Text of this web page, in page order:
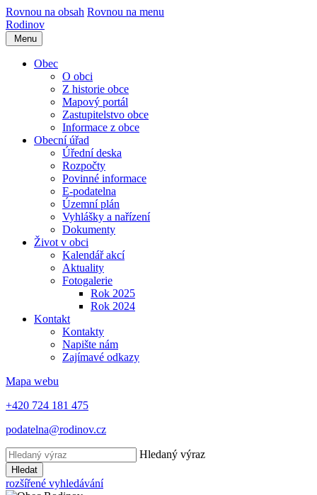
Rovnou na obsah Rovnou na menu
Rodinov
Menu
Obec
O obci
Z historie obce
Mapový portál
Zastupitelstvo obce
Informace z obce
Obecní úřad
Úřední deska
Rozpočty
Povinné informace
E-podatelna
Územní plán
Vyhlášky a nařízení
Dokumenty
Život v obci
Kalendář akcí
Aktuality
Fotogalerie
Rok 2025
Rok 2024
Kontakt
Kontakty
Napište nám
Zajímavé odkazy
Mapa webu
+420 724 181 475
podatelna@rodinov.cz
Hledaný výraz
Hledat
rozšířené vyhledávání